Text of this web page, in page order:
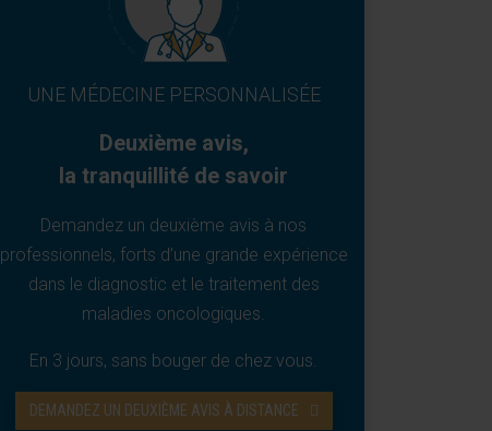
UNE MÉDECINE PERSONNALISÉE
Deuxième avis,
la tranquillité de savoir
Demandez un deuxième avis à nos
professionnels, forts d’une grande expérience
dans le diagnostic et le traitement des
maladies oncologiques.
En 3 jours, sans bouger de chez vous.
DEMANDEZ UN DEUXIÈME AVIS À DISTANCE